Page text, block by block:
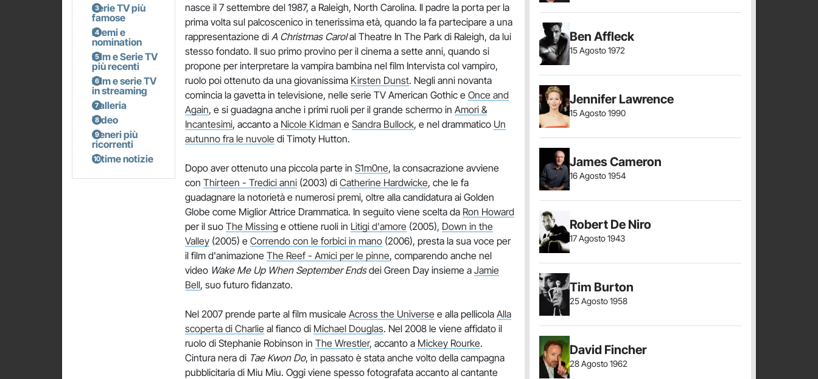
Serie TV più
famose
Premi e
nomination
Film e Serie TV
più recenti
Film e serie TV
in streaming
Galleria
Video
Generi più
ricorrenti
Ultime notizie
nasce il 7 settembre del 1987, a Raleigh, North Carolina. Il padre la porta per la
prima volta sul palcoscenico in tenerissima età, quando la fa partecipare a una
rappresentazione di A Christmas Carolal Theatre In The Park di Raleigh, da lui
stesso fondato. Il suo primo provino per il cinema a sette anni, quando si
propone per interpretare la vampira bambina nel film Intervista col vampiro,
ruolo poi ottenuto da una giovanissima Kirsten Dunst. Negli anni novanta
comincia la gavetta in televisione, nelle serie TV American Gothic e Once and
Again, e si guadagna anche i primi ruoli per il grande schermo in Amori &
Incantesimi, accanto a Nicole Kidman e Sandra Bullock, e nel drammatico Un
autunno fra le nuvole di Timoty Hutton.
Dopo aver ottenuto una piccola parte in S1m0ne, la consacrazione avviene
con Thirteen - Tredici anni (2003) di Catherine Hardwicke, che le fa
guadagnare la notorietà e numerosi premi, oltre alla candidatura ai Golden
Globe come Miglior Attrice Drammatica. In seguito viene scelta da Ron Howard
per il suo The Missing e ottiene ruoli in Litigi d'amore (2005), Down in the
Valley (2005) e Correndo con le forbici in mano (2006), presta la sua voce per
il film d'animazione The Reef - Amici per le pinne, comparendo anche nel
video Wake Me Up When September Endsdei Green Day insieme a Jamie
Bell, suo futuro fidanzato.
Nel 2007 prende parte al film musicale Across the Universe e alla pellicola Alla
scoperta di Charlie al fianco di Michael Douglas. Nel 2008 le viene affidato il
ruolo di Stephanie Robinson in The Wrestler, accanto a Mickey Rourke.
Cintura nera di Tae Kwon Do, in passato è stata anche volto della campagna
pubblicitaria di Miu Miu. Oggi viene spesso fotografata accanto al cantante
Ben Affleck
15 Agosto 1972
Jennifer Lawrence
15 Agosto 1990
James Cameron
16 Agosto 1954
Robert De Niro
17 Agosto 1943
Tim Burton
25 Agosto 1958
David Fincher
28 Agosto 1962